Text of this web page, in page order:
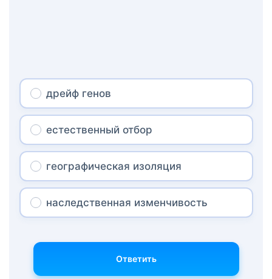
дрейф генов
естественный отбор
географическая изоляция
наследственная изменчивость
Ответить